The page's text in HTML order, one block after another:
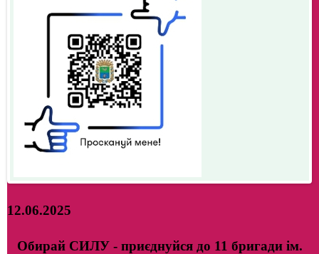
12.06.2025
Обирай СИЛУ - приєднуйся до 11 бригади ім.